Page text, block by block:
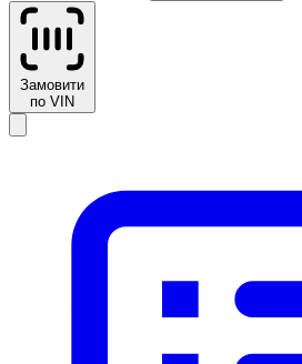
Замовити
по VIN